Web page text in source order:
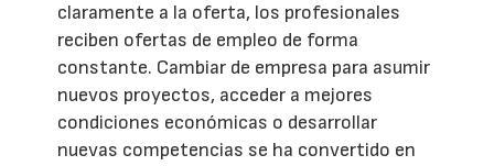
claramente a la oferta, los profesionales
reciben ofertas de empleo de forma
constante. Cambiar de empresa para asumir
nuevos proyectos, acceder a mejores
condiciones económicas o desarrollar
nuevas competencias se ha convertido en